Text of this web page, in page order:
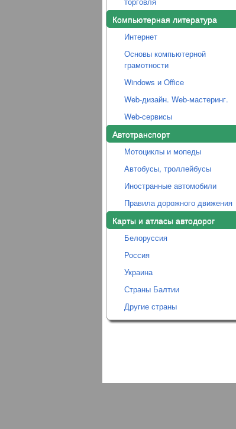
Компьютерная литература
Интернет
Основы компьютерной
грамотности
Windows и Office
Web-дизайн. Web-мастеринг.
Web-сервисы
Автотранспорт
Мотоциклы и мопеды
Автобусы, троллейбусы
Иностранные автомобили
Правила дорожного движения
Карты и атласы автодорог
Белоруссия
Россия
Украина
Страны Балтии
Другие страны